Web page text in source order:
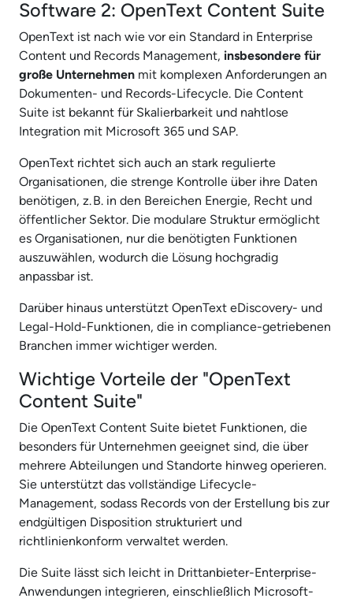
Software 2: OpenText Content Suite
OpenText ist nach wie vor ein Standard in Enterprise
Content und Records Management, insbesondere für
große Unternehmen mit komplexen Anforderungen an
Dokumenten- und Records-Lifecycle. Die Content
Suite ist bekannt für Skalierbarkeit und nahtlose
Integration mit Microsoft 365 und SAP.
OpenText richtet sich auch an stark regulierte
Organisationen, die strenge Kontrolle über ihre Daten
benötigen, z. B. in den Bereichen Energie, Recht und
öffentlicher Sektor. Die modulare Struktur ermöglicht
es Organisationen, nur die benötigten Funktionen
auszuwählen, wodurch die Lösung hochgradig
anpassbar ist.
Darüber hinaus unterstützt OpenText eDiscovery- und
Legal-Hold-Funktionen, die in compliance-getriebenen
Branchen immer wichtiger werden.
Wichtige Vorteile der "OpenText
Content Suite"
Die OpenText Content Suite bietet Funktionen, die
besonders für Unternehmen geeignet sind, die über
mehrere Abteilungen und Standorte hinweg operieren.
Sie unterstützt das vollständige Lifecycle-
Management, sodass Records von der Erstellung bis zur
endgültigen Disposition strukturiert und
richtlinienkonform verwaltet werden.
Die Suite lässt sich leicht in Drittanbieter-Enterprise-
Anwendungen integrieren, einschließlich Microsoft-